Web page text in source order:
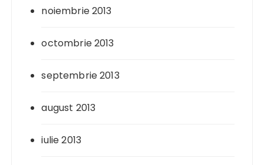
noiembrie 2013
octombrie 2013
septembrie 2013
august 2013
iulie 2013